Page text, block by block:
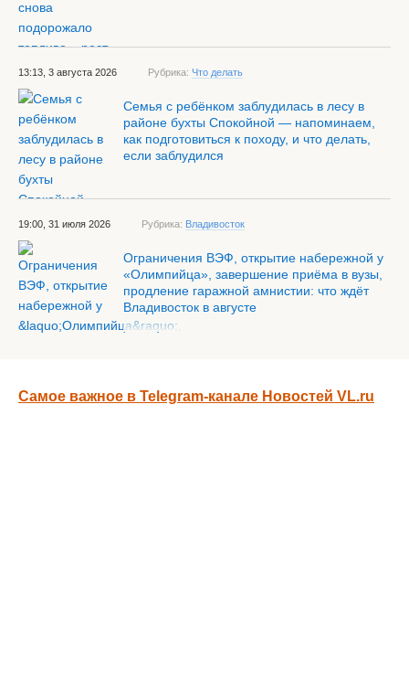
13:13, 3 августа 2026 Рубрика: Что делать
Семья с ребёнком заблудилась в лесу в
районе бухты Спокойной — напоминаем,
как подготовиться к походу, и что делать,
если заблудился
19:00, 31 июля 2026 Рубрика: Владивосток
Ограничения ВЭФ, открытие набережной у
«Олимпийца», завершение приёма в вузы,
продление гаражной амнистии: что ждёт
Владивосток в августе
Самое важное в Telegram-канале Новостей VL.ru